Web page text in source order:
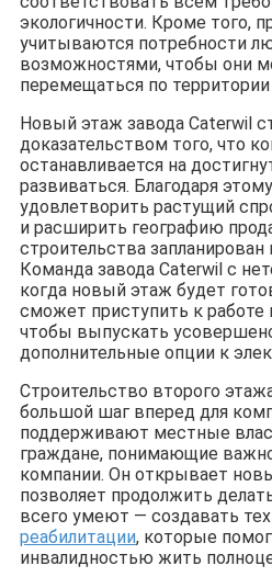
экологичности. Кроме того,
учитываются потребности
возможностями, чтобы они
перемещаться по территории
Новый этаж завода Caterwil
доказательством того, что
останавливается на
развиваться. Благодаря
удовлетворить растущий
и расширить географию
строительства запланирован
Команда завода Caterwil с
когда новый этаж будет
сможет приступить к работе
чтобы выпускать
дополнительные опции к
Строительство второго
большой шаг вперед для
поддерживают местные
граждане, понимающие
компании. Он открывает
позволяет продолжить
всего умеют — создавать
реабилитации, которые
инвалидностью жить